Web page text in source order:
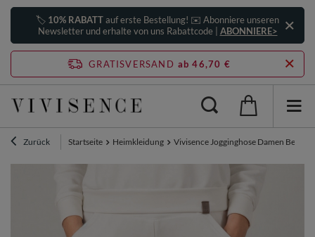
🏷️ 10% RABATTauf erste Bestellung! ✉️ Abonniere unseren
Newsletter und erhalte von uns Rabattcode | ABONNIERE>
GRATISVERSAND ab 46,70 €
Zurück Startseite Heimkleidung Vivisence Jogginghose Damen